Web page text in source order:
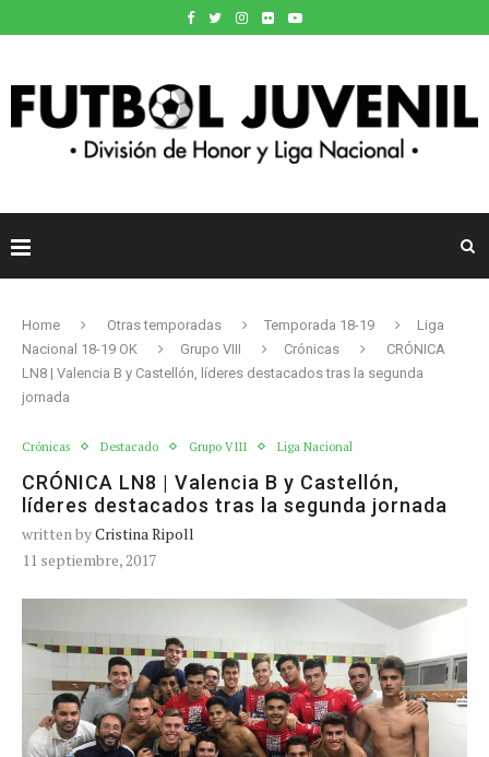
Home Otras temporadas Temporada 18-19
Liga
Nacional 18-19 OK
Grupo VIII Crónicas
CRÓNICA
LN8 | Valencia B y Castellón, líderes destacados tras la segunda
jornada
Crónicas Destacado Grupo VIII Liga Nacional
CRÓNICA LN8 | Valencia B y Castellón,
líderes destacados tras la segunda jornada
written byCristina Ripoll
11 septiembre, 2017